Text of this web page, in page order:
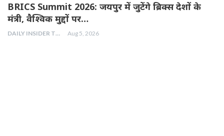
BRICS Summit 2026: जयपुर में जुटेंगे ब्रिक्स देशों के
मंत्री, वैश्विक मुद्दों पर…
DAILY INSIDER TEAM Aug 5, 2026